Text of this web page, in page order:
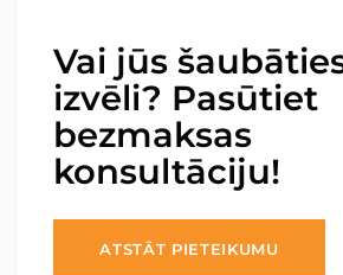
Vai jūs
izvēli? Pasūtiet
bezmaksas
konsultāciju!
ATSTĀT PIETEIKUMU